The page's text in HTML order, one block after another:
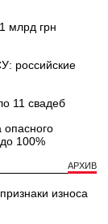
млрд грн
российские
11 свадеб
опасного
100%
АРХИВ
износа